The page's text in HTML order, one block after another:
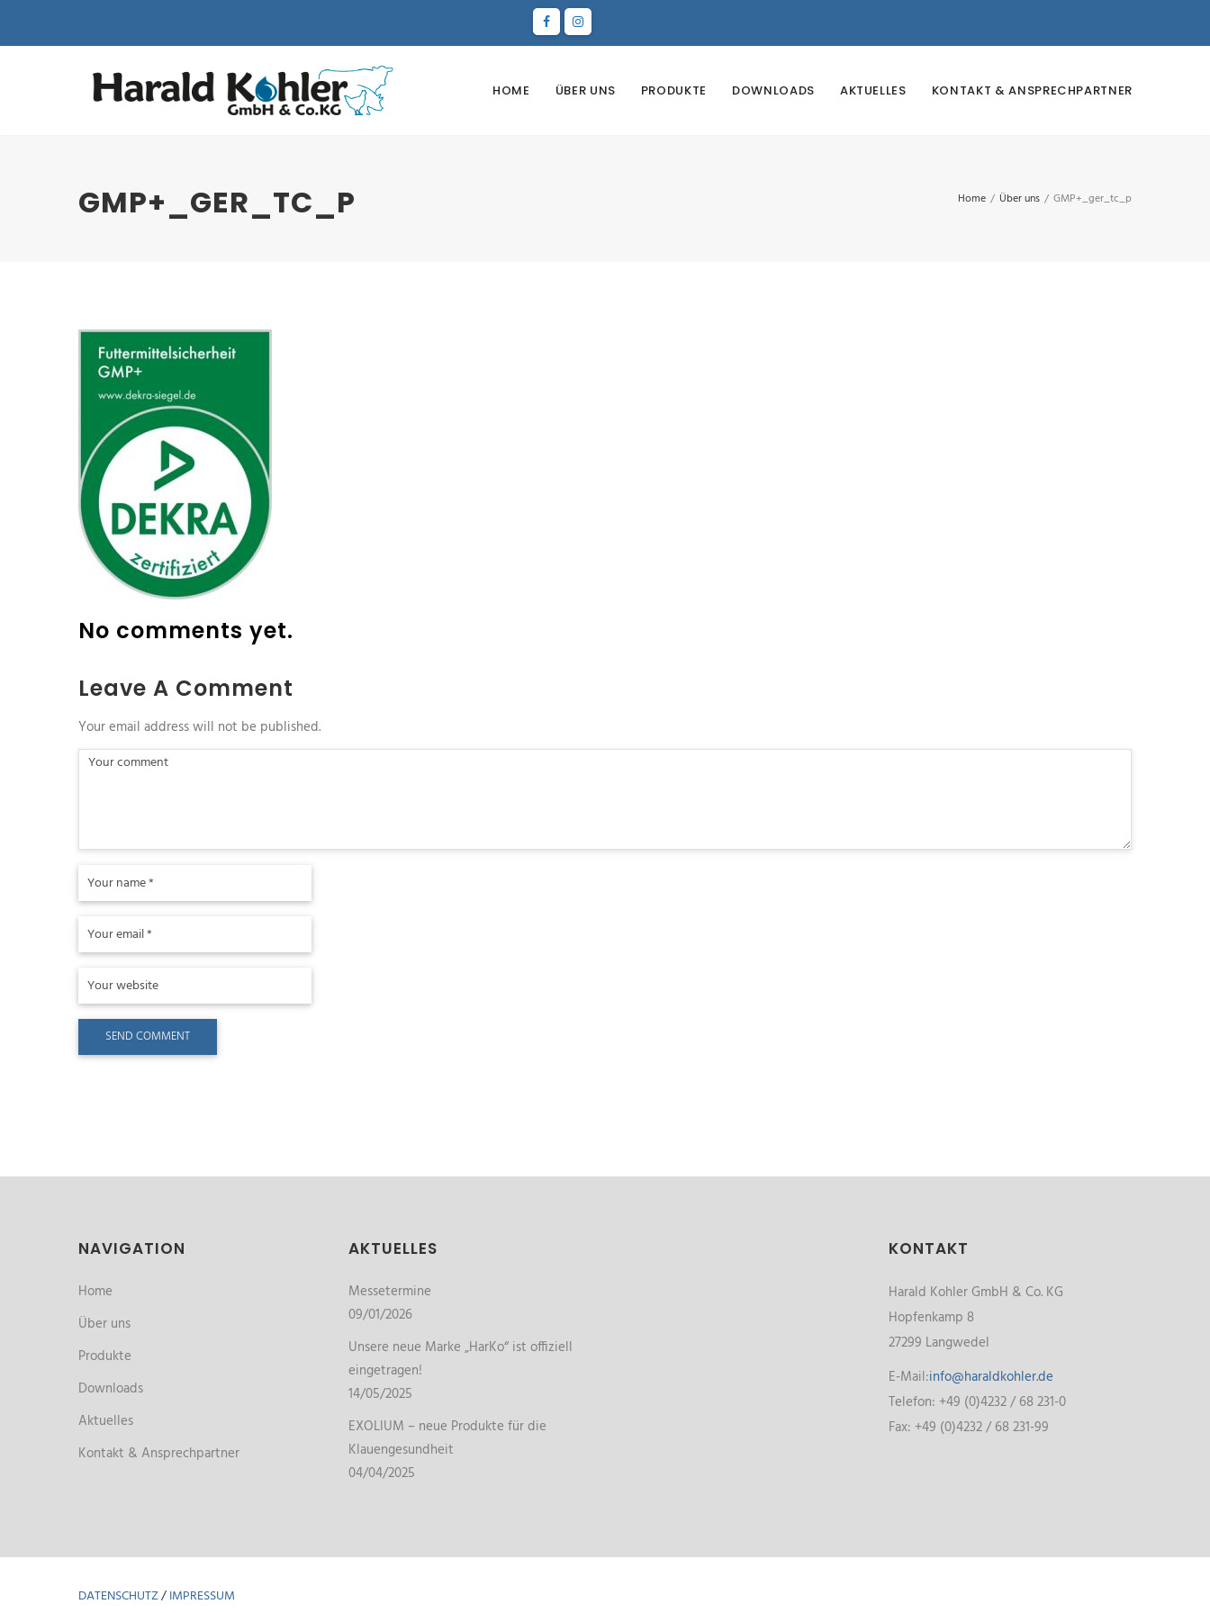
HOME ÜBER UNS PRODUKTE DOWNLOADS AKTUELLES KONTAKT & ANSPRECHPARTNER
GMP+_GER_TC_P Home / Über uns / GMP+_ger_tc_p
No comments yet.
Leave A Comment
Your email address will not be published.
NAVIGATION
Home
Über uns
Produkte
Downloads
Aktuelles
Kontakt & Ansprechpartner
AKTUELLES
Messetermine
09/01/2026
Unsere neue Marke „HarKo“ ist offiziell
eingetragen!
14/05/2025
EXOLIUM – neue Produkte für die
Klauengesundheit
04/04/2025
KONTAKT
Harald Kohler GmbH & Co. KG
Hopfenkamp 8
27299 Langwedel
E-Mail:info@haraldkohler.de
Telefon: +49 (0)4232 / 68 231-0
Fax: +49 (0)4232 / 68 231-99
DATENSCHUTZ/IMPRESSUM